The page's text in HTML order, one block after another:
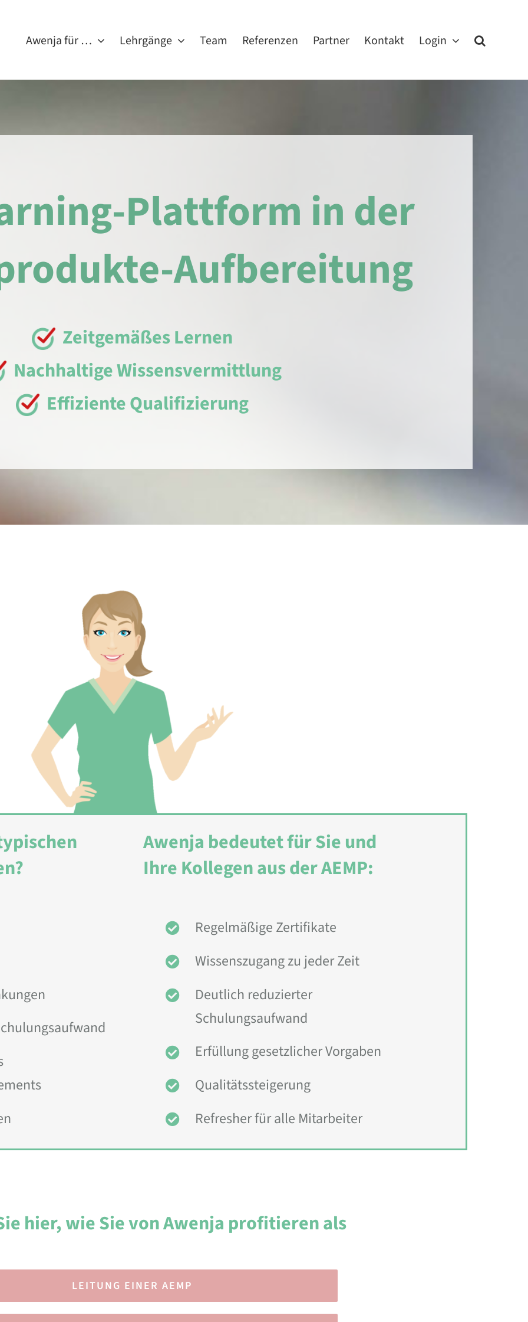
Awenja für … Lehrgänge Team Referenzen Partner Kontakt Login
Plattform in der
Aufbereitung
Zeitgemäßes Lernen
Nachhaltige Wissensvermittlung
Effiziente Qualifizierung
Awenja bedeutet für Sie und
Ihre Kollegen aus der AEMP:
Regelmäßige Zertifikate
Wissenszugang zu jeder Zeit
Deutlich reduzierter
Schulungsaufwand
Erfüllung gesetzlicher Vorgaben
Qualitätssteigerung
Refresher für alle Mitarbeiter
hier, wie Sie von Awenja profitieren als
LEITUNG EINER AEMP